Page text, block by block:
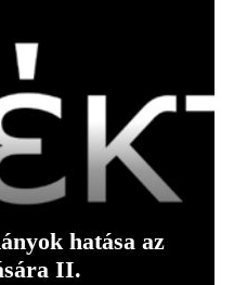
hatása az
II.